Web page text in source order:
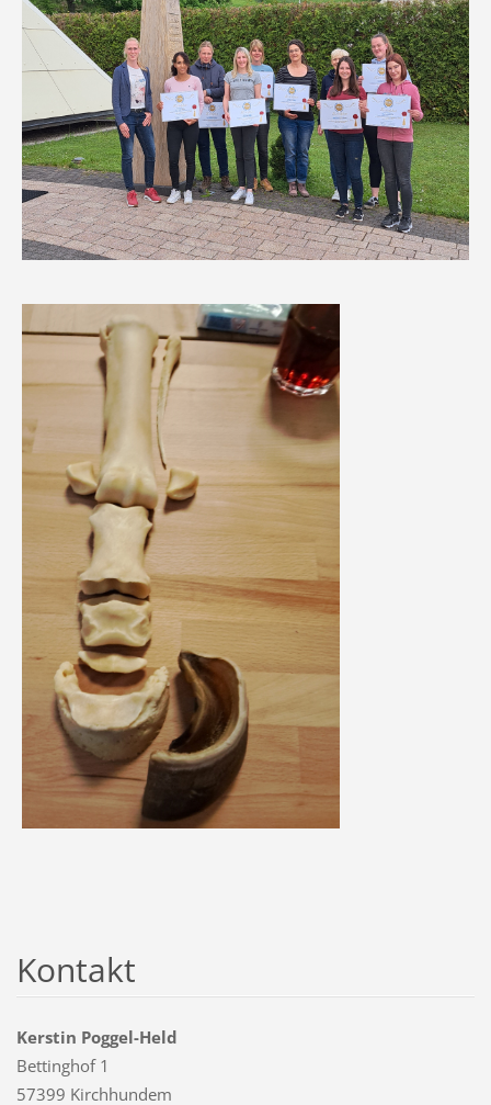
Kontakt
Kerstin Poggel-Held
Bettinghof 1
57399 Kirchhundem